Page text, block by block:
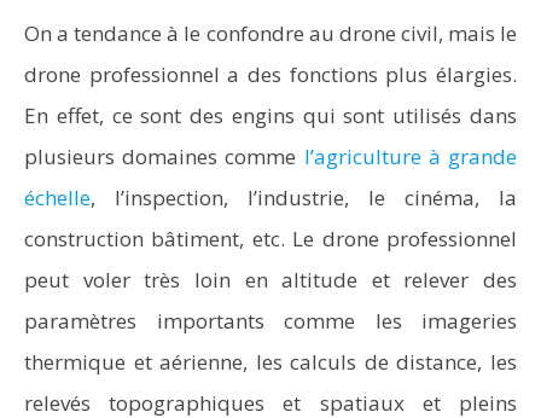
On a tendance à le confondre au drone civil, mais le
drone professionnel a des fonctions plus élargies.
En effet, ce sont des engins qui sont utilisés dans
plusieurs domaines comme l’agriculture à grande
échelle, l’inspection, l’industrie, le cinéma, la
construction bâtiment, etc. Le drone professionnel
peut voler très loin en altitude et relever des
paramètres importants comme les imageries
thermique et aérienne, les calculs de distance, les
relevés topographiques et spatiaux et pleins